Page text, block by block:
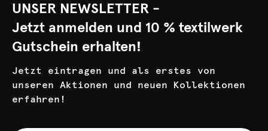
UNSER NEWSLETTER -
Jetzt anmelden und 10 % textilwerk
Gutschein erhalten!
Jetzt eintragen und als erstes von
unseren Aktionen und neuen Kollektionen
erfahren!